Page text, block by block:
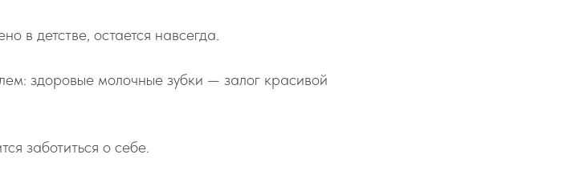
в детстве, остается навсегда.
здоровые молочные зубки — залог красивой
заботиться о себе.